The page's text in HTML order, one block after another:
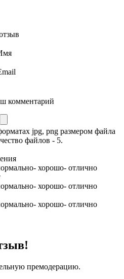
комментарий
jpg, png размером файла
файлов - 5.
- хорошо- отлично
- хорошо- отлично
- хорошо- отлично
премодерацию.